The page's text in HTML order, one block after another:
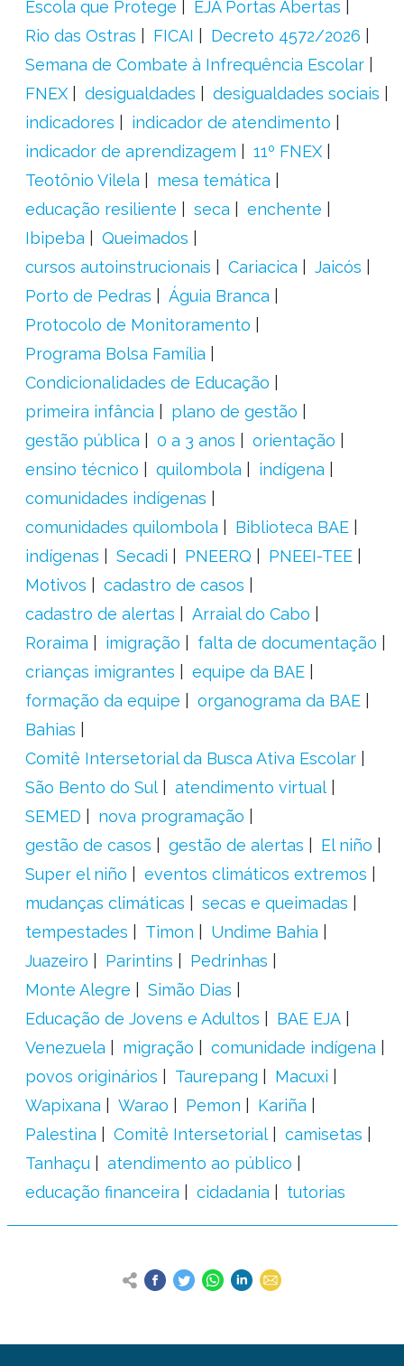
Escola que Protege
EJA Portas Abertas
Rio das Ostras
FICAI
Decreto 4572/2026
Semana de Combate à Infrequência Escolar
FNEX
desigualdades
desigualdades sociais
indicadores
indicador de atendimento
indicador de aprendizagem
11º FNEX
Teotônio Vilela
mesa temática
educação resiliente
seca
enchente
Ibipeba
Queimados
cursos autoinstrucionais
Cariacica
Jaicós
Porto de Pedras
Águia Branca
Protocolo de Monitoramento
Programa Bolsa Família
Condicionalidades de Educação
primeira infância
plano de gestão
gestão pública
0 a 3 anos
orientação
ensino técnico
quilombola
indígena
comunidades indígenas
comunidades quilombola
Biblioteca BAE
indígenas
Secadi PNEERQ
PNEEI-TEE
Motivos
cadastro de casos
cadastro de alertas
Arraial do Cabo
Roraima
imigração
falta de documentação
crianças imigrantes
equipe da BAE
formação da equipe
organograma da BAE
Bahias
Comitê Intersetorial da Busca Ativa Escolar
São Bento do Sul
atendimento virtual
SEMED
nova programação
gestão de casos
gestão de alertas
El niño
Super el niño
eventos climáticos extremos
mudanças climáticas
secas e queimadas
tempestades
Timon
Undime Bahia
Juazeiro
Parintins
Pedrinhas
Monte Alegre
Simão Dias
Educação de Jovens e Adultos
BAE EJA
Venezuela
migração
comunidade indígena
povos originários
Taurepang
Macuxi
Wapixana
Warao Pemon
Kariña
Palestina
Comitê Intersetorial
camisetas
Tanhaçu
atendimento ao público
educação financeira
cidadania tutorias